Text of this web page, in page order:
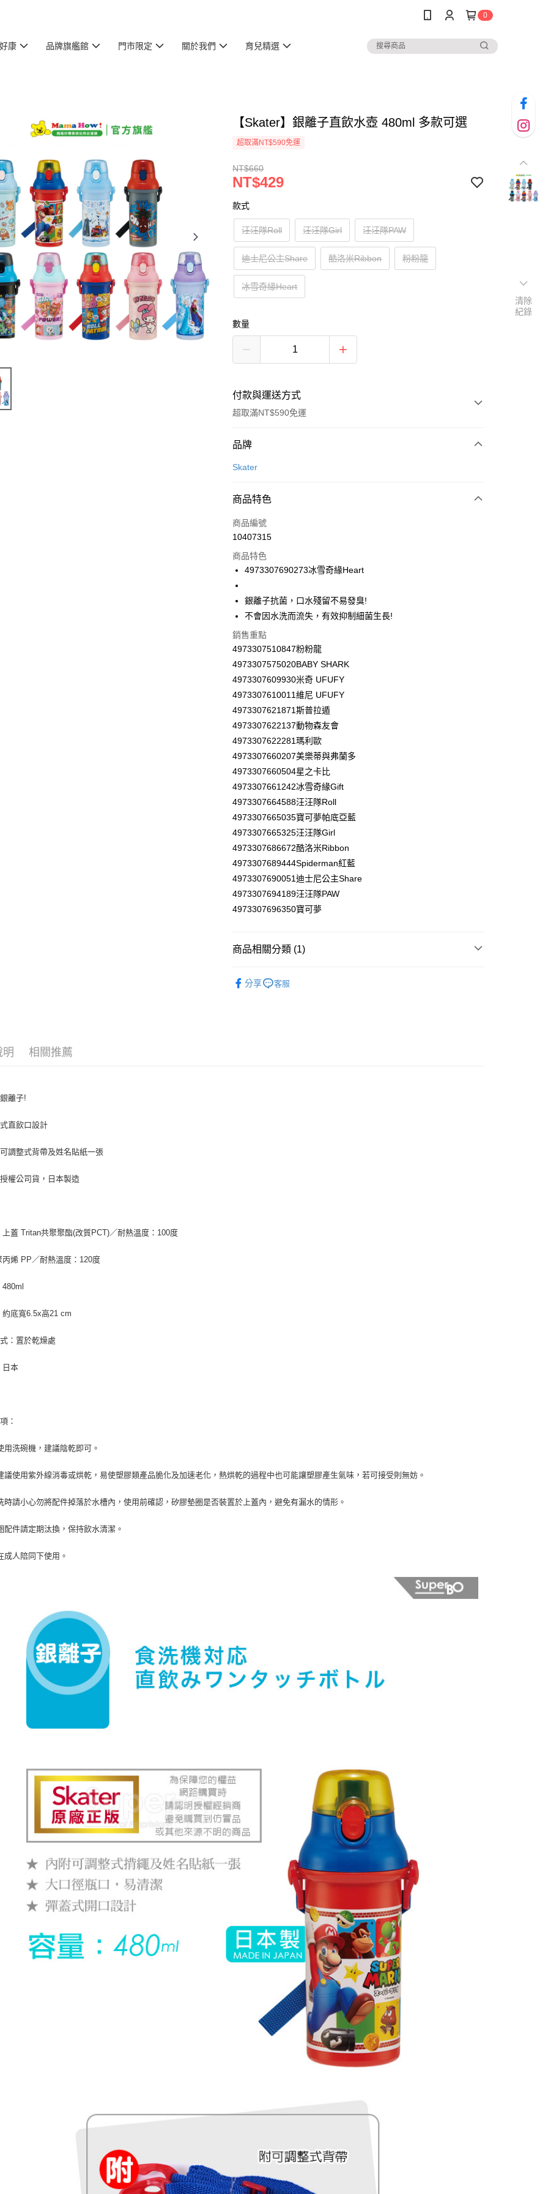
0
康 品牌旗艦館 門市限定 關於我們 育兒精選
【Skater】銀離子直飲水壺 480ml 多款可選
超取滿NT$590免運
NT$660
NT$429
款式
汪汪隊Roll 汪汪隊Girl 汪汪隊PAW
迪士尼公主Share 酷洛米Ribbon 粉粉龍
冰雪奇緣Heart
數量
付款與運送方式
超取滿NT$590免運
付款方式
信用卡一次付款
Apple Pay
街口支付
Google Pay
相關說明
【關於「AFTEE先享後付」】
AFTEE先享後付是「在收到商品之後才付款」的支付方式。 讓您購物簡單
１．簡單：不需註冊會員、不需綁卡、不需儲值。
２．便利：只要手機號碼，簡訊認證，即可結帳。
３．安心：先確認商品／服務後，再付款。
【「AFTEE先享後付」結帳流程】
１．於結帳方式選擇「AFTEE先享後付」後，將跳轉至「AFTEE先享後
付」結帳頁面，進行簡訊認證並確認金額後，即可完成結帳。
２．訂單成立數日內，您將收到繳費通知簡訊。
３．收到繳費通知簡訊後14天內，點擊此簡訊中的連結，可透過四大超商
／ATM／網路銀行／等多元方式進行付款，方視為交易完成。
絡購買商品的店家。未經商家同意取消之訂單仍視為有效，需透過AFTEE
先享後付繳納相關費用。
※ 交易是否成功請以「AFTEE先享後付 」之結帳頁面顯示為準，若有關於
是否繳費成功／繳費後需取消欲退款等相關疑問，請聯繫「AFTEE先享後
付客戶支援中心」https://netprotections.freshdesk.com/support/home
１．透過由恩沛科技股份有限公司提供之「AFTEE先享後付」服務完成之
交易，需依本服務之必要範圍內提供個人資料，並將交易相關給付款項請
求債權轉讓予恩沛科技股份有限公司。
２．關於個人資料處理事宜，請瀏覽以下網址：
「AFTEE先享後付」，若未經同意申辦者引起之損失，本公司不負相關責
即時審查核予不同之上限額度；若仍有額度不足之情形，本公司將視審查
ATM付款
運送方式
全家取貨付款
每筆NT$60，滿NT$590(含以上)免運費
付款後全家取貨
每筆NT$60，滿NT$590(含以上)免運費
7-11取貨付款
每筆NT$60，滿NT$590(含以上)免運費
每筆NT$60，滿NT$590(含以上)免運費
宅配
每筆NT$100，滿NT$590(含以上)免運費
品牌
Skater
商品特色
商品編號
10407315
商品特色
4973307690273冰雪奇緣Heart
銀離子抗菌，口水殘留不易發臭!
不會因水洗而流失，有效抑制細菌生長!
銷售重點
4973307510847粉粉龍
4973307575020BABY SHARK
4973307609930米奇 UFUFY
4973307610011維尼 UFUFY
4973307621871斯普拉遁
4973307622137動物森友會
4973307622281瑪利歐
4973307660207美樂蒂與弗蘭多
4973307660504星之卡比
4973307661242冰雪奇緣Gift
4973307664588汪汪隊Roll
4973307665035寶可夢帕底亞藍
4973307665325汪汪隊Girl
4973307686672酷洛米Ribbon
4973307689444Spiderman紅藍
4973307690051迪士尼公主Share
4973307694189汪汪隊PAW
4973307696350寶可夢
商品相關分類 (1)
分享
客服
明 相關推薦
離子!
直飲口設計
調整式背帶及姓名貼紙一張
權公司貨，日本製造
上蓋 Tritan共聚聚酯(改質PCT)／耐熱溫度：100度
丙烯 PP／耐熱溫度：120度
約底寬6.5x高21 cm
式：置於乾燥處
日本
：
用洗碗機，建議陰乾即可。
議使用紫外線消毒或烘乾，易使塑膠類產品脆化及加速老化，熱烘乾的過程中也可能讓塑膠產生氣味，若可接受則無妨。
時請小心勿將配件掉落於水槽內，使用前確認，矽膠墊圈是否裝置於上蓋內，避免有漏水的情形。
配件請定期汰換，保持飲水清潔。
成人陪同下使用。
清除
紀錄